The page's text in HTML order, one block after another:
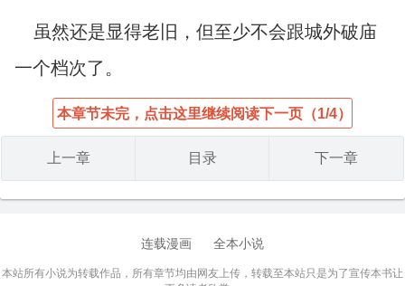
虽然还是显得老旧，但至少不会跟城外破庙
一个档次了。
本章节未完，点击这里继续阅读下一页（1/4）
上一章 目录 下一章
连载漫画 全本小说
本站所有小说为转载作品，所有章节均由网友上传，转载至本站只是为了宣传本书让